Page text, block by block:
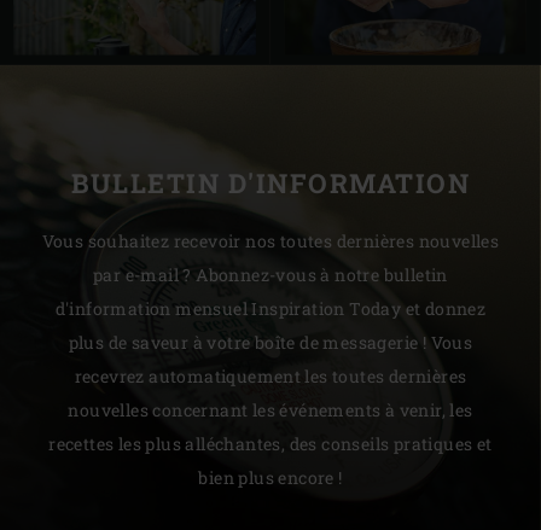
BULLETIN D'INFORMATION
Vous souhaitez recevoir nos toutes dernières nouvelles
par e-mail ? Abonnez-vous à notre bulletin
d'information mensuel Inspiration Today et donnez
plus de saveur à votre boîte de messagerie ! Vous
recevrez automatiquement les toutes dernières
nouvelles concernant les événements à venir, les
recettes les plus alléchantes, des conseils pratiques et
bien plus encore !